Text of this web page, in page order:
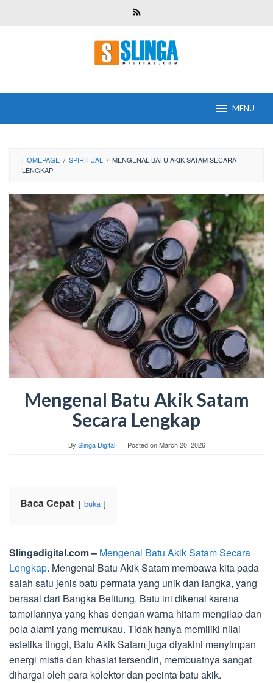
MENU
HOMEPAGE / SPIRITUAL / MENGENAL BATU AKIK SATAM SECARA
LENGKAP
Mengenal Batu Akik Satam
Secara Lengkap
By Slinga Digital Posted onMarch 20, 2026
Baca Cepat buka
Slingadigital.com – Mengenal Batu Akik Satam Secara
Lengkap. Mengenal Batu Akik Satam membawa kita pada
salah satu jenis batu permata yang unik dan langka, yang
berasal dari Bangka Belitung. Batu ini dikenal karena
tampilannya yang khas dengan warna hitam mengilap dan
pola alami yang memukau. Tidak hanya memiliki nilai
estetika tinggi, Batu Akik Satam juga diyakini menyimpan
energi mistis dan khasiat tersendiri, membuatnya sangat
dihargai oleh para kolektor dan pecinta batu akik.